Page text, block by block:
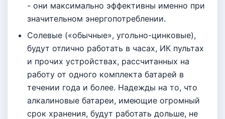
- они максимально эффективны именно при
значительном энергопотреблении.
Солевые («обычные», угольно-цинковые),
будут отлично работать в часах, ИК пультах
и прочих устройствах, рассчитанных на
работу от одного комплекта батарей в
течении года и более. Надежды на то, что
алкалиновые батареи, имеющие огромный
срок хранения, будут работать дольше, не